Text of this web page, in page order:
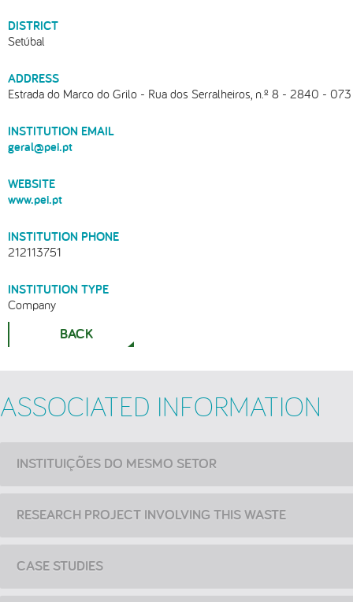
DISTRICT
Setúbal
ADDRESS
Estrada do Marco do Grilo - Rua dos Serralheiros, n.º 8 - 2840 -
INSTITUTION EMAIL
geral@pei.pt
WEBSITE
www.pei.pt
INSTITUTION PHONE
212113751
INSTITUTION TYPE
Company
BACK
ASSOCIATED INFORMATION
INSTITUIÇÕES DO MESMO SETOR
RESEARCH PROJECT INVOLVING THIS WASTE
CASE STUDIES